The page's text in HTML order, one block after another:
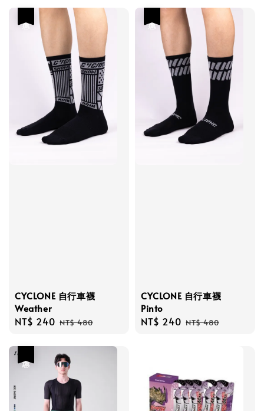
CYCLONE 自行車襪
Weather
Sale
NT$ 240 Regular
NT$ 480
CYCLONE 自行車襪
Pinto
Sale
NT$ 240 Regular
NT$ 480